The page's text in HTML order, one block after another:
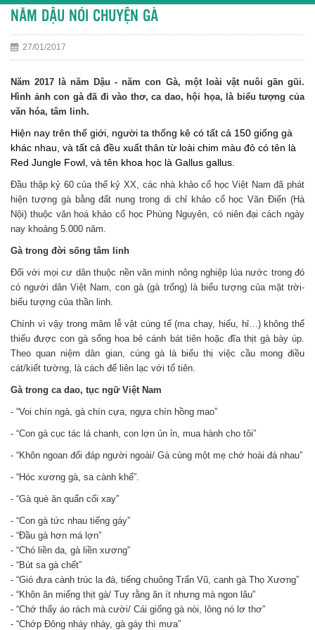
NĂM DẬU NÓI CHUYỆN GÀ
27/01/2017
Năm 2017 là năm Dậu - năm con Gà, một loài vật nuôi gần gũi.
Hình ảnh con gà đã đi vào thơ, ca dao, hội họa, là biểu tượng của
văn hóa, tâm linh.
Hiện nay trên thế giới, người ta thống kê có tất cả 150 giống gà
khác nhau, và tất cả đều xuất thân từ loài chim màu đỏ có tên là
Red Jungle Fowl, và tên khoa học là Gallus gallus.
Đầu thập kỷ 60 của thế kỷ XX, các nhà khảo cổ học Việt Nam đã phát
hiện tượng gà bằng đất nung trong di chỉ khảo cổ học Văn Điển (Hà
Nội) thuộc văn hoá khảo cổ học Phùng Nguyên, có niên đại cách ngày
nay khoảng 5.000 năm.
Gà trong đời sống tâm linh
Đối với mọi cư dân thuộc nền văn minh nông nghiệp lúa nước trong đó
có người dân Việt Nam, con gà (gà trống) là biểu tượng của mặt trời-
biểu tượng của thần linh.
Chính vì vậy trong mâm lễ vật cúng tế (ma chay, hiếu, hỉ…) không thể
thiếu được con gà sống hoa bẻ cánh bát tiên hoặc đĩa thịt gà bày úp.
Theo quan niệm dân gian, cúng gà là biểu thị việc cầu mong điều
cát/kiết tường, là cách để liên lạc với tổ tiên.
Gà trong ca dao, tục ngữ Việt Nam
- “Voi chín ngà, gà chín cựa, ngựa chín hồng mao”
- “Con gà cục tác lá chanh, con lợn ủn ỉn, mua hành cho tôi”
- “Khôn ngoan đối đáp người ngoài/ Gà cùng một mẹ chớ hoài đá nhau”
- “Hóc xương gà, sa cành khế”.
- “Gà què ăn quẩn cối xay”
- “Con gà tức nhau tiếng gáy”
- “Đầu gà hơn má lợn”
- “Chó liền da, gà liền xương”
- “Bút sa gà chết”
- “Gió đưa cành trúc la đà, tiếng chuông Trấn Vũ, canh gà Thọ Xương”
- “Khôn ăn miếng thịt gà/ Tuy rằng ăn ít nhưng mà ngon lâu”
- “Chớ thấy áo rách mà cười/ Cái giống gà nòi, lông nó lơ thơ”
- “Chớp Đông nháy nháy, gà gáy thì mưa”